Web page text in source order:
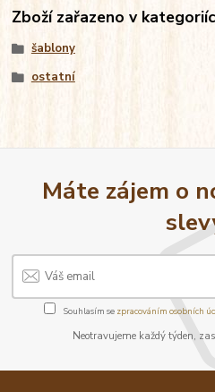
Zboží zařazeno v
šablony
ostatní
Máte zájem o
Souhlasím se zpracováním osobních
Neotravujeme každý týden,